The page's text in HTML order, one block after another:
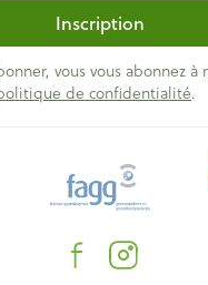
Inscription
vous vous abonnez
de confidentialité.